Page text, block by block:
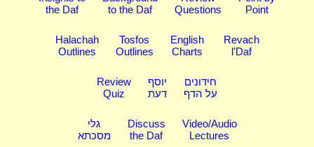
the Daf
to the Daf
Questions
Point
Halachah
Outlines
Tosfos
Outlines
English
Charts
Revach
l'Daf
Review
Quiz
יוסף
דעת
חידונים
על הדף
גלי
מסכתא
Discuss
the Daf
Video/Audio
Lectures